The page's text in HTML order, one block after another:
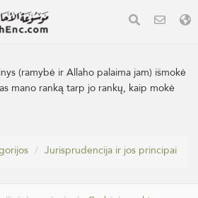
(ramybė ir Allaho palaima jam) išmokė
mano ranką tarp jo rankų, kaip mokė
Jurisprudencija ir jos principai